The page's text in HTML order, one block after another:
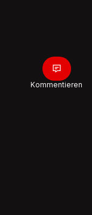
Kommentieren